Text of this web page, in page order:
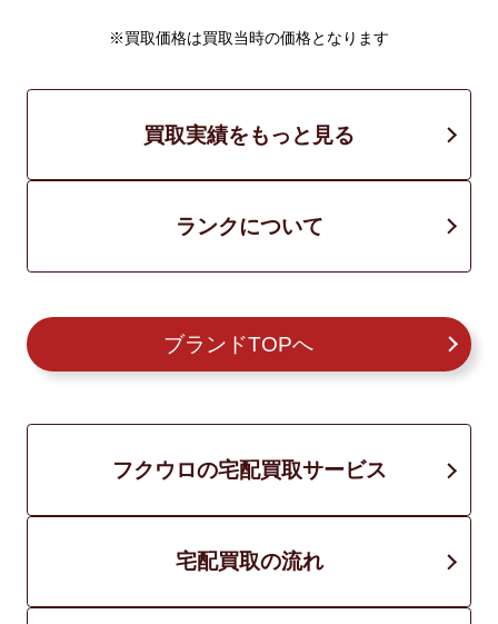
※買取価格は買取当時の価格となります
買取実績をもっと見る
ランクについて
ブランドTOPへ
フクウロの宅配買取サービス
宅配買取の流れ